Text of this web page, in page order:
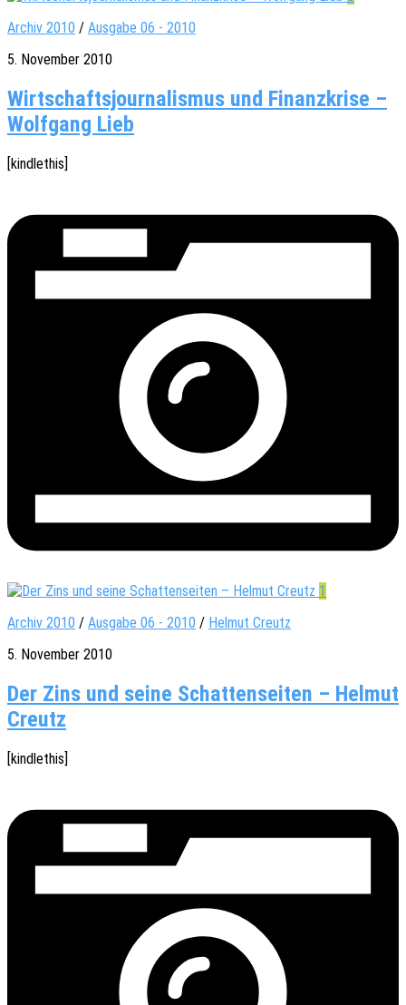
Archiv 2010 / Ausgabe 06 - 2010
5. November 2010
Wirtschaftsjournalismus und Finanzkrise –
Wolfgang Lieb
[kindle­this]
1
Archiv 2010 / Ausgabe 06 - 2010 / Helmut Creutz
5. November 2010
Der Zins und seine Schattenseiten – Helmut
Creutz
[kindle­this]